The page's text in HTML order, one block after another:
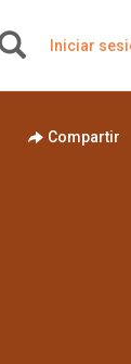
Iniciar
Compartir